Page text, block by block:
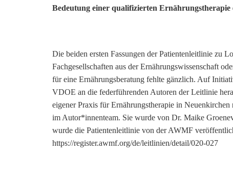
Bedeutung einer qualifizierten Ernährungstherapie
Die beiden ersten Fassungen der Patientenleitlinie
Fachgesellschaften aus der Ernährungswissenschaft
für eine Ernährungsberatung fehlte gänzlich. Auf
VDOE an die federführenden Autoren der Leitlinie
eigener Praxis für Ernährungstherapie in
im Autor*innenteam. Sie wurde von Dr. Maike
wurde die Patientenleitlinie von der AWMF
https://register.awmf.org/de/leitlinien/detail/020-027